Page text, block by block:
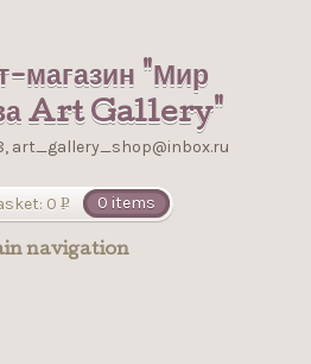
магазин "Мир
Art Gallery"
art_gallery_shop@inbox.ru
0Р
0 items
navigation